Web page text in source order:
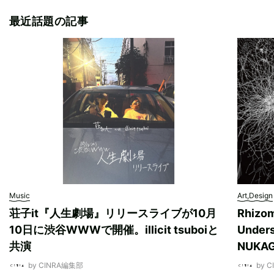
最近話題の記事
Music
荘子it『人生劇場』リリースライブが10月
10日に渋谷WWWで開催。illicit tsuboiと
共演
by CINRA編集部
Art,Design
by